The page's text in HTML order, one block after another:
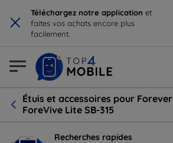
× Téléchargez notre application et
faites vos achats encore plus
facilement.
Étuis et accessoires pour Forever
ForeVive Lite SB-315
Recherches rapides